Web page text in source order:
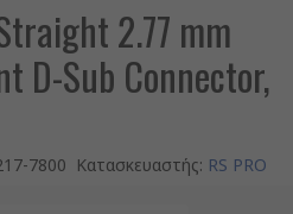
2.77 mm
D-Sub Connector,
7800 Κατασκευαστής: RS PRO